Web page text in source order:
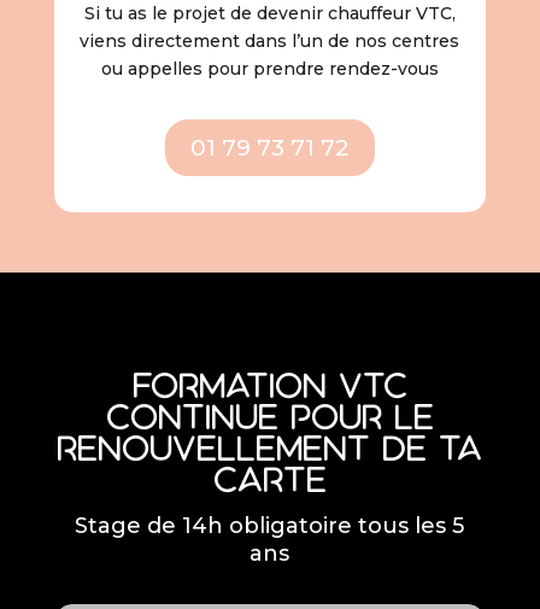
Si tu as le projet de devenir chauffeur VTC,
viens directement dans l’un de nos centres
ou appelles pour prendre rendez-vous
01 79 73 71 72
Formation VTC
continue pour le
renouvellement de ta
carte
Stage de 14h obligatoire tous les 5
ans